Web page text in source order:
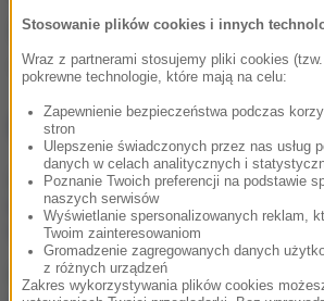
Źródło: RMF FM
Tagi:aktor
NAJWAŻNIEJSZE
Amanda
temat do
Stosowanie plików cookies i innych
Wraz z partnerami stosujemy pliki cookies
pokrewne technologie, które mają na celu:
Zapewnienie bezpieczeństwa podczas
stron
Ulepszenie świadczonych przez nas usług
danych w celach analitycznych i
Poznanie Twoich preferencji na podstawie
naszych serwisów
Wyświetlanie spersonalizowanych reklam,
Twoim zainteresowaniom
Gromadzenie zagregowanych danych
z różnych urządzeń
Zakres wykorzystywania plików cookies